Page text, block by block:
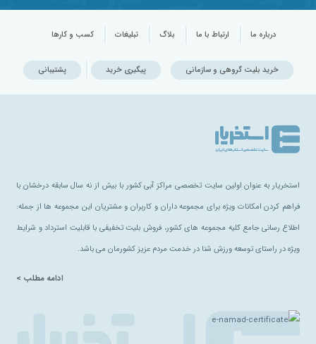
درباره ما ارتباط با ما بلاگ تبلیغات کسب و کارها
خرید بلیت گروهی و سازمانی پیگیری خرید پشتیبانی
استخریار به عنوان اولین سایت تخصصی مراکز آبی کشور با بیش از نه سال سابقه درخشان با
فراهم کردن امکانات ویژه برای مجموعه داران و کاربران و مشتریان این مجموعه ها از جمله:
اطلاع رسانی جامع کلیه مجموعه های کشور، فروش بلیت تخفیفی با قابلیت استرداد و شرایط
ویژه در راستای توسعه ورزش شنا در خدمت مردم عزیز کشورمان می باشد.
ادامه مطلب >